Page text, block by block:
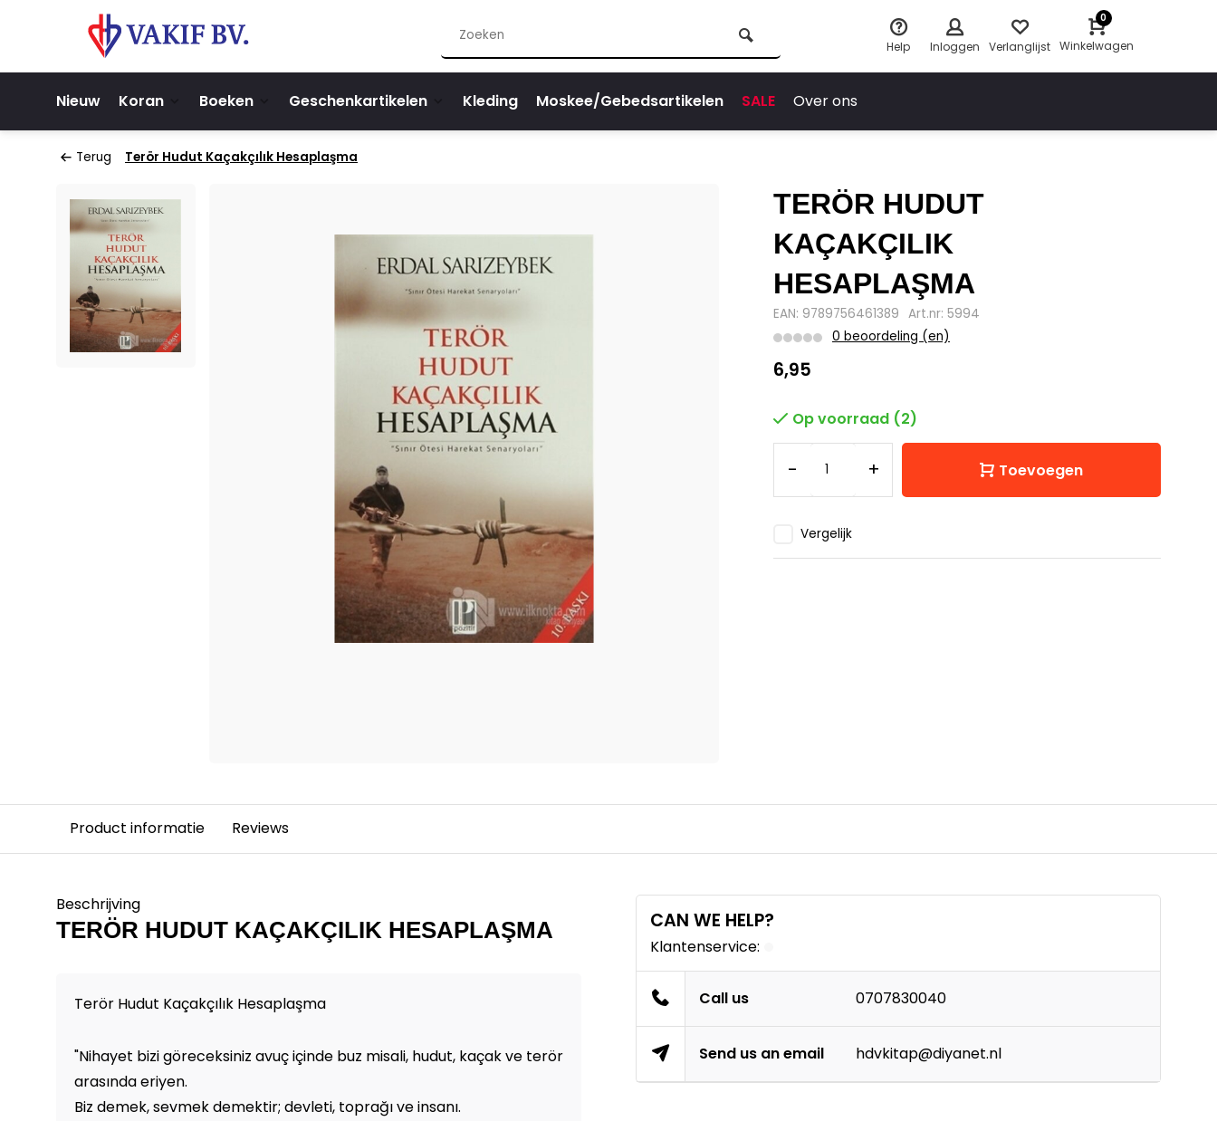
Help Inloggen Verlanglijst
0
Winkelwagen
Nieuw Koran Boeken Geschenkartikelen Kleding Moskee/Gebedsartikelen SALE Over ons
Terug Terör Hudut Kaçakçılık Hesaplaşma
TERÖR HUDUT
KAÇAKÇILIK
HESAPLAŞMA
EAN: 9789756461389 Art.nr: 5994
0 beoordeling (en)
6,95
Op voorraad (2)
- + Toevoegen
Vergelijk
Product informatie Reviews
Beschrijving
TERÖR HUDUT KAÇAKÇILIK HESAPLAŞMA
Terör Hudut Kaçakçılık Hesaplaşma
"Nihayet bizi göreceksiniz avuç içinde buz misali, hudut, kaçak ve terör
arasında eriyen.
Biz demek, sevmek demektir; devleti, toprağı ve insanı.
CAN WE HELP?
Klantenservice:
Call us 0707830040
Send us an email hdvkitap@diyanet.nl